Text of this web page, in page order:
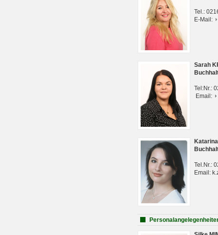
Tel.:
E-Mail:
Sarah
Tel:Nr.:
Email:
Tel.Nr.:
Email: